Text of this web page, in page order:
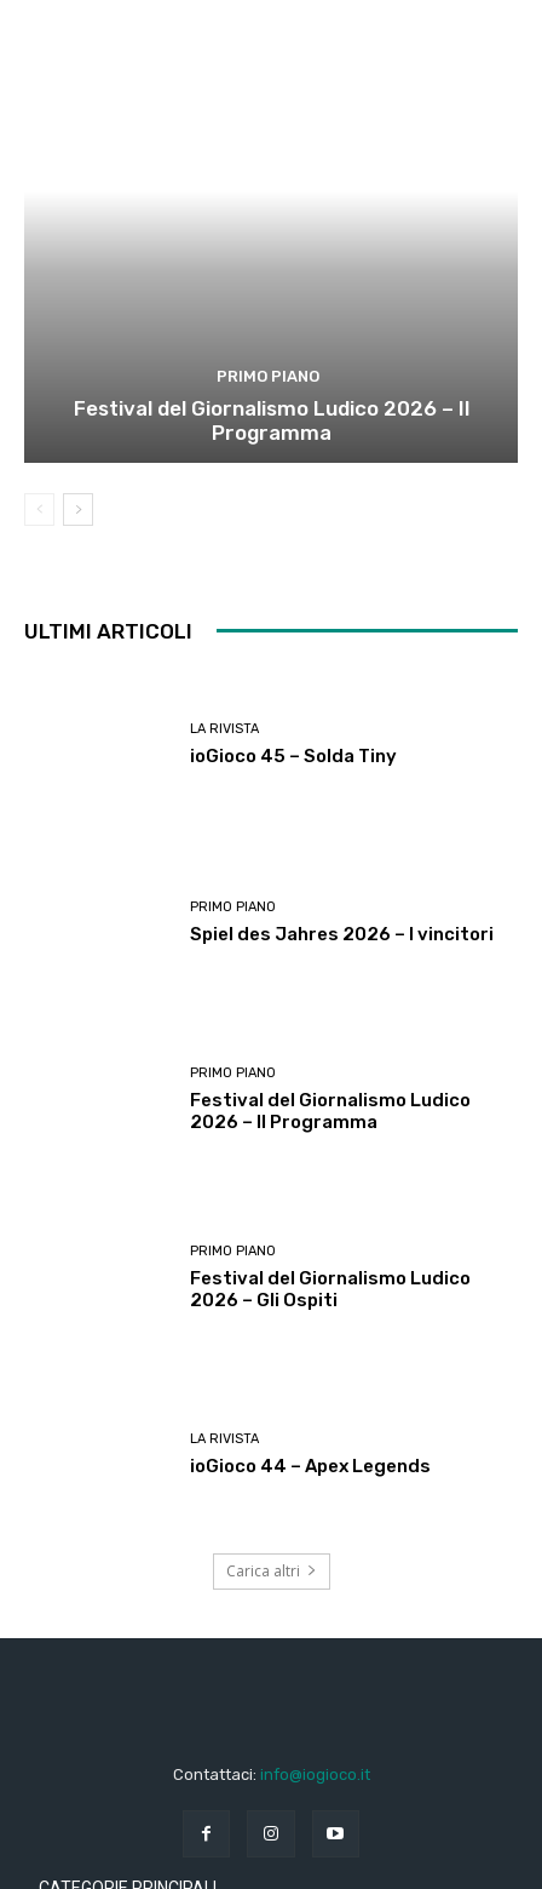
PRIMO PIANO
Festival del Giornalismo Ludico 2026 – Il
Programma
ULTIMI ARTICOLI
LA RIVISTA
ioGioco 45 – Solda Tiny
PRIMO PIANO
Spiel des Jahres 2026 – I vincitori
PRIMO PIANO
Festival del Giornalismo Ludico
2026 – Il Programma
PRIMO PIANO
Festival del Giornalismo Ludico
2026 – Gli Ospiti
LA RIVISTA
ioGioco 44 – Apex Legends
Carica altri
Contattaci: info@iogioco.it